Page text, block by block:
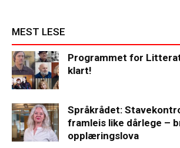
MEST LESE
Programmet for
klart!
Språkrådet:
framleis like dårlege –
opplæringslova